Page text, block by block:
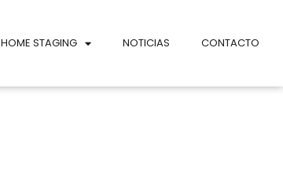
HOME STAGING NOTICIAS CONTACTO